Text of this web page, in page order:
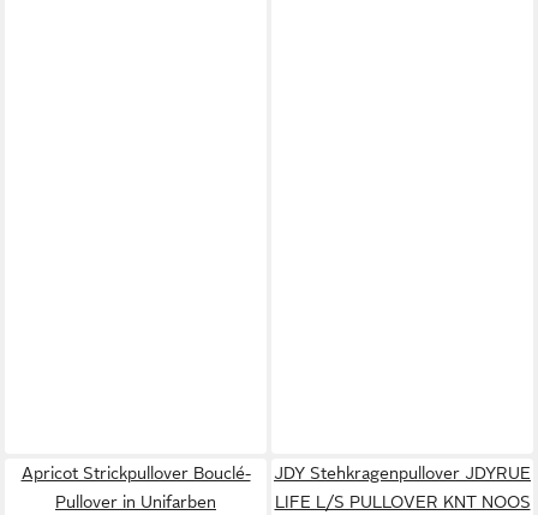
Apricot Strickpullover Bouclé-
Pullover in Unifarben
JDY Stehkragenpullover JDYRUE
LIFE L/S PULLOVER KNT NOOS